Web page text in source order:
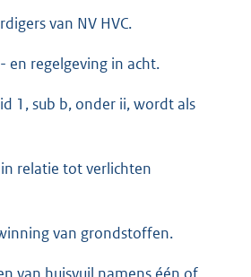
van NV HVC.
en regelgeving in acht.
1, sub b, onder ii, wordt als
relatie tot verlichten
van grondstoffen.